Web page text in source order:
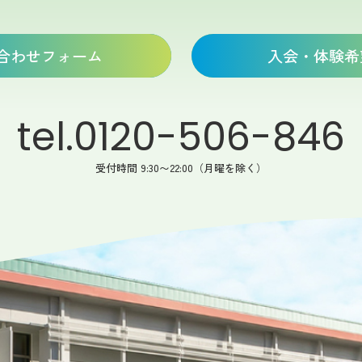
わせフォーム 入会・体験
tel.0120-506-846
受付時間 9:30〜22:00（月曜を除く）